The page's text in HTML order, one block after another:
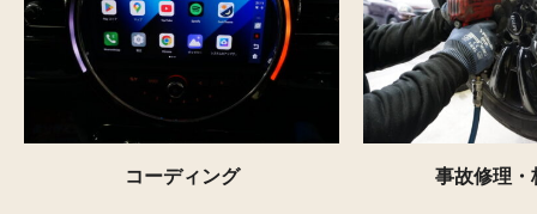
コーディング 事故修理・